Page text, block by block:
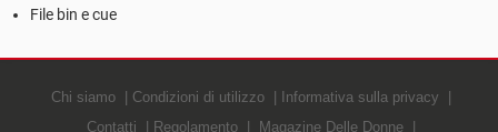
File bin e cue
Chi siamo Condizioni di utilizzo
Informativa sulla privacy
Contatti
Regolamento Magazine Delle Donne